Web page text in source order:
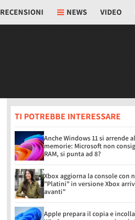
RECENSIONI NEWS VIDEO
TI POTREBBE INTERESSARE
Anche Windows 11 si arrende
memorie: Microsoft non
RAM, si punta ad 8?
Xbox aggiorna la console con
"Platini" in versione Xbox
avanti"
Apple prepara il copia e